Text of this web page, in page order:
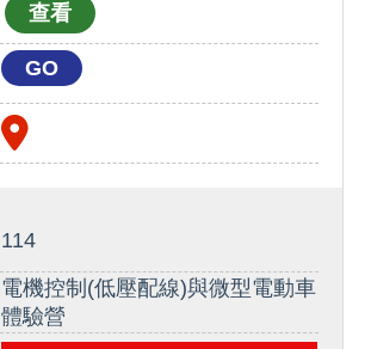
GO
114
電機控制(低壓配線)與微型電動車
體驗營